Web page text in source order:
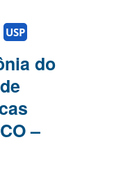
USP
do
–